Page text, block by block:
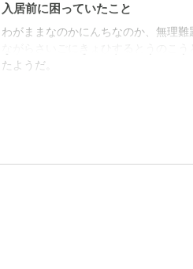
族が不安を感じることがなかった。
閑静な立地なので近隣環境は申し分
入居前に困っていたこと
わがままなのかにんちなのか、無理
たようだ。
あえああうるききいがへったのでだ
デンマークINN小田原の評価
んしょうなどでｆきないがしょくい